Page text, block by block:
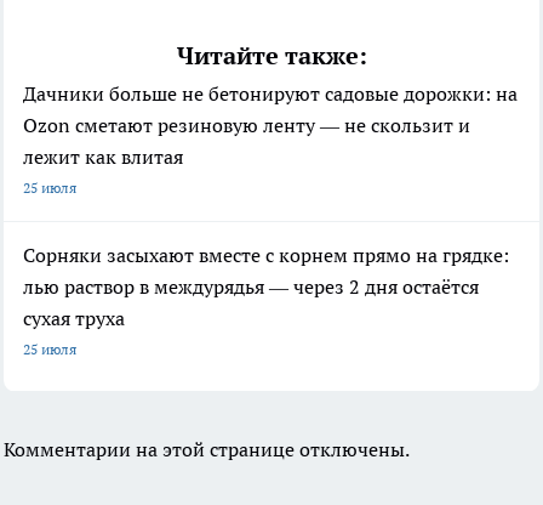
Читайте также:
Дачники больше не бетонируют садовые дорожки: на
Ozon сметают резиновую ленту — не скользит и
лежит как влитая
25 июля
Сорняки засыхают вместе с корнем прямо на грядке:
лью раствор в междурядья — через 2 дня остаётся
сухая труха
25 июля
Комментарии на этой странице отключены.